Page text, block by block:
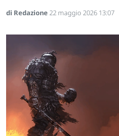
di Redazione22 maggio 2026 13:07